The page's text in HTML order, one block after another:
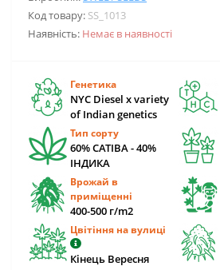
Код товару: SS_1013
Наявність: Немає в наявності
Генетика
NYC Diesel x variety
of Indian genetics
Тип сорту
60% САТІВА - 40%
ІНДИКА
Врожай в
приміщенні
400-500 г/m2
Цвітіння на вулиці
Кінець Вересня